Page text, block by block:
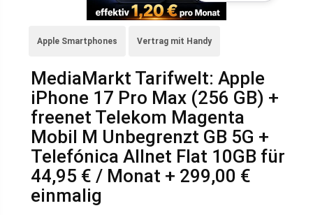
Apple Smartphones Vertrag mit Handy
MediaMarkt Tarifwelt: Apple
iPhone 17 Pro Max (256 GB) +
freenet Telekom Magenta
Mobil M Unbegrenzt GB 5G +
Telefónica Allnet Flat 10GB für
44,95 € / Monat + 299,00 €
einmalig